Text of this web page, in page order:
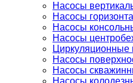
Насосы
Насосы
Насосы
Насосы
Циркуляционные
Насосы
Насосы
Насосы